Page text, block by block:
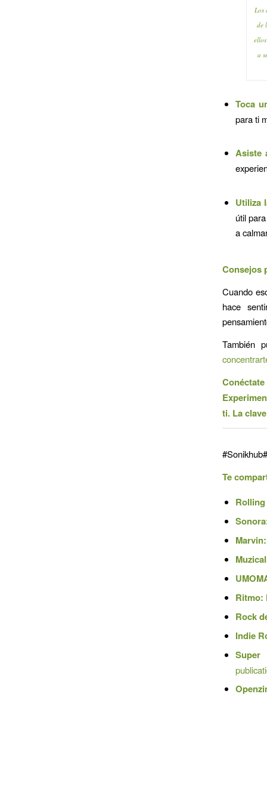
Los
de
a
Toca
para ti
Asiste
Utiliza
útil
a
Consejos
Cuando
hace
También
ti. La
Te
Marvin:
Ritmo:
Rock
Indie